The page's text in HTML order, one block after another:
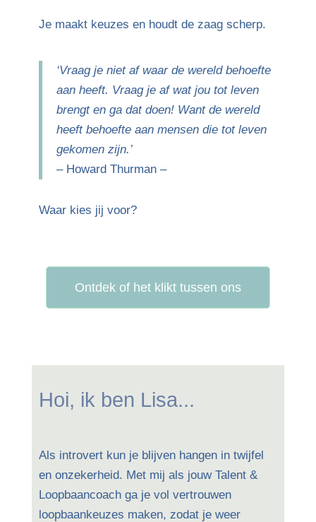
Je maakt keuzes en houdt de zaag scherp.
‘Vraag je niet af waar de wereld behoefte
aan heeft. Vraag je af wat jou tot leven
brengt en ga dat doen! Want de wereld
heeft behoefte aan mensen die tot leven
gekomen zijn.’
– Howard Thurman –
Waar kies jij voor?
Ontdek of het klikt tussen ons
Hoi, ik ben Lisa...
Als introvert kun je blijven hangen in twijfel
en onzekerheid. Met mij als jouw Talent &
Loopbaancoach ga je vol vertrouwen
loopbaankeuzes maken, zodat je weer